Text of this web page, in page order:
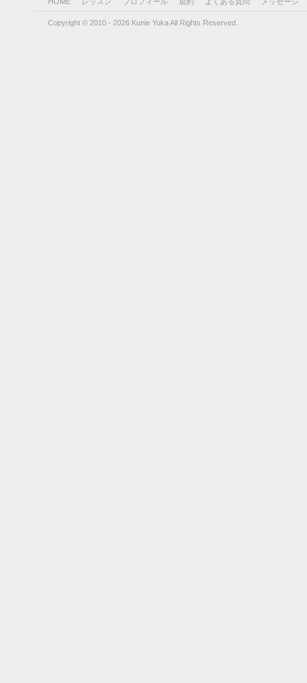
Copyright © 2010 - 2026 Kunie Yuka All Rights Reserved.